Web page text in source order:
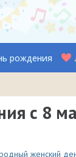
рождения
с 8
женский